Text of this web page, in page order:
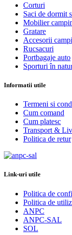
Corturi
Saci de dormit
Mobilier
Gratare
Accesorii
Rucsacuri
Portbagaje auto
Sporturi în
Informatii utile
Termeni si
Cum comand
Cum platesc
Transport &
Politica de retur
Link-uri utile
Politica de
Politica de
ANPC
ANPC-SAL
SOL